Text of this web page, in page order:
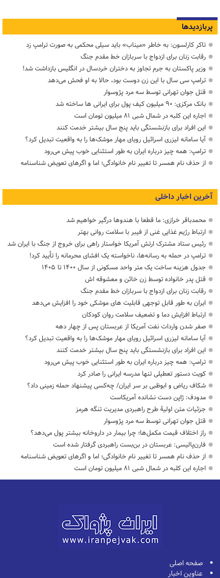
پربازدیدها
تاکر کارلسون: به خاطر «میناب» باید سیلی محکمی به صورت ترامپ زد
رقابت زنان برای ازدواج با سربازان خط مقدم جنگ
وزیر پاکستان به جرم تجاوز به دختران خردسال در انگلیس بازداشت شد!
ترامپ سی سال با این زن دوست بود، حالا به او فحش می‌دهد
قتل جوان تهرانی توسط سه مرد پژوسوار
بانک مرکزی: ۹۰ میلیون کیف پول برای ایرانی ها ساخته شد
اجاره این کلبه در شمال شبی ۸۱ میلیون تومان است
این افراد برای بازنشستگی باید پنج سال بیشتر خدمت کنند
آیا سامانه لیزری اسرائیل رویای مهار موشک‌ها را به واقعیت تبدیل کرد؟
ترامپ: همه چیز درباره ایران به طور استثنایی خوب پیش می‌رود
از حذف نام همسر تا تغییر نام خانوادگی؛ اما و اگرهای تعویض شناسنامه
آخرین اخبار داخلی
محمدباقر خرازی: ما قطعا با هندوها درگیر خواهیم شد
ارتباط رژیم غذایی غنی از فیبر با سلامت روانی بهتر
رئیس ستاد مشترک ارتش آمریکا خواستار راهی برای خروج از جنگ با ایران شد
ترامپ در حمله‌ به رسانه‌ها، ناخواسته یک افشای محرمانه را تأیید کرد!
جدول هزینه ساخت یک متر واحد مسکونی از سال ۱۴۰۰ تا ۱۴۰۵
قتل پدر خانواده توسط زن خائن و معشوقه اش
رقابت زنان برای ازدواج با سربازان خط مقدم جنگ
ایران به طور قابل توجهی قابلیت های موشکی خود را افزایش می‌دهد
ارتباط افزایش دما و تضعیف سلامت روان کودکان
صفر شدن واردات نفت آمریکا از عربستان پس از چهار دهه
آیا سامانه لیزری اسرائیل رویای مهار موشک‌ها را به واقعیت تبدیل کرد؟
این افراد برای بازنشستگی باید پنج سال بیشتر خدمت کنند
ترامپ: همه چیز درباره ایران به طور استثنایی خوب پیش می‌رود
کویت دستور تعطیلی تنها مدرسه ایرانی را صادر کرد
شکاف ریاض و ابوظبی بر سر ایران/ چه‌کسی پیشنهاد حمله زمینی داد؟
مدودف: ژاپن دست نشانده آمریکاست
جزئیات متن اولیۀ طرح راهبردی مدیریت تنگه هرمز
قتل جوان تهرانی توسط سه مرد پژوسوار
راز اختلاف قیمت مکمل‌ها؛ چرا بیمار در داروخانه بیشتر پول می‌دهد؟
فارن‌پالیسی: عربستان در بن‌بست راهبردی گرفتار شده است
از حذف نام همسر تا تغییر نام خانوادگی؛ اما و اگرهای تعویض شناسنامه
اجاره این کلبه در شمال شبی ۸۱ میلیون تومان است
صفحه اصلی
عناوین اخبار